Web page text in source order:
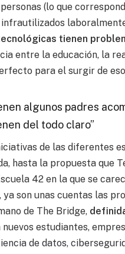
(lo que
tienen
entre la educación, la
para el surgir de
algunos padres
del todo claro”
de las diferentes
hasta la propuesta que
42 en la que se
ya son unas cuentas las
de The Bridge,
estudiantes,
de datos,